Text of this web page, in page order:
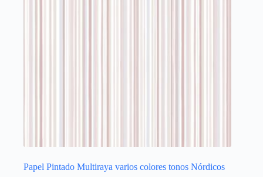
Papel Pintado Multiraya varios colores tonos Nórdicos